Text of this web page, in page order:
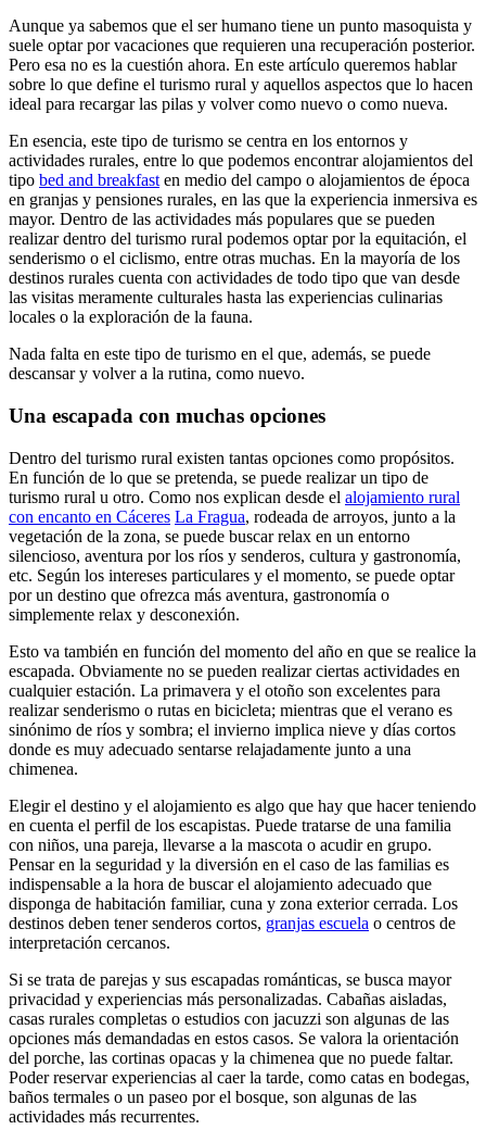
Aunque ya sabemos que el ser humano tiene un punto masoquista y
suele optar por vacaciones que requieren una recuperación posterior.
Pero esa no es la cuestión ahora. En este artículo queremos hablar
sobre lo que define el turismo rural y aquellos aspectos que lo hacen
ideal para recargar las pilas y volver como nuevo o como nueva.
En esencia, este tipo de turismo se centra en los entornos y
actividades rurales, entre lo que podemos encontrar alojamientos del
tipo bed and breakfasten medio del campo o alojamientos de época
en granjas y pensiones rurales, en las que la experiencia inmersiva es
mayor. Dentro de las actividades más populares que se pueden
realizar dentro del turismo rural podemos optar por la equitación, el
senderismo o el ciclismo, entre otras muchas. En la mayoría de los
destinos rurales cuenta con actividades de todo tipo que van desde
las visitas meramente culturales hasta las experiencias culinarias
locales o la exploración de la fauna.
Nada falta en este tipo de turismo en el que, además, se puede
descansar y volver a la rutina, como nuevo.
Una escapada con muchas opciones
Dentro del turismo rural existen tantas opciones como propósitos.
En función de lo que se pretenda, se puede realizar un tipo de
turismo rural u otro. Como nos explican desde el alojamiento rural
con encanto en Cáceres La Fragua, rodeada de arroyos, junto a la
vegetación de la zona, se puede buscar relax en un entorno
silencioso, aventura por los ríos y senderos, cultura y gastronomía,
etc. Según los intereses particulares y el momento, se puede optar
por un destino que ofrezca más aventura, gastronomía o
simplemente relax y desconexión.
Esto va también en función del momento del año en que se realice la
escapada. Obviamente no se pueden realizar ciertas actividades en
cualquier estación. La primavera y el otoño son excelentes para
realizar senderismo o rutas en bicicleta; mientras que el verano es
sinónimo de ríos y sombra; el invierno implica nieve y días cortos
donde es muy adecuado sentarse relajadamente junto a una
chimenea.
Elegir el destino y el alojamiento es algo que hay que hacer teniendo
en cuenta el perfil de los escapistas. Puede tratarse de una familia
con niños, una pareja, llevarse a la mascota o acudir en grupo.
Pensar en la seguridad y la diversión en el caso de las familias es
indispensable a la hora de buscar el alojamiento adecuado que
disponga de habitación familiar, cuna y zona exterior cerrada. Los
destinos deben tener senderos cortos, granjas escuela o centros de
interpretación cercanos.
Si se trata de parejas y sus escapadas románticas, se busca mayor
privacidad y experiencias más personalizadas. Cabañas aisladas,
casas rurales completas o estudios con jacuzzi son algunas de las
opciones más demandadas en estos casos. Se valora la orientación
del porche, las cortinas opacas y la chimenea que no puede faltar.
Poder reservar experiencias al caer la tarde, como catas en bodegas,
baños termales o un paseo por el bosque, son algunas de las
actividades más recurrentes.